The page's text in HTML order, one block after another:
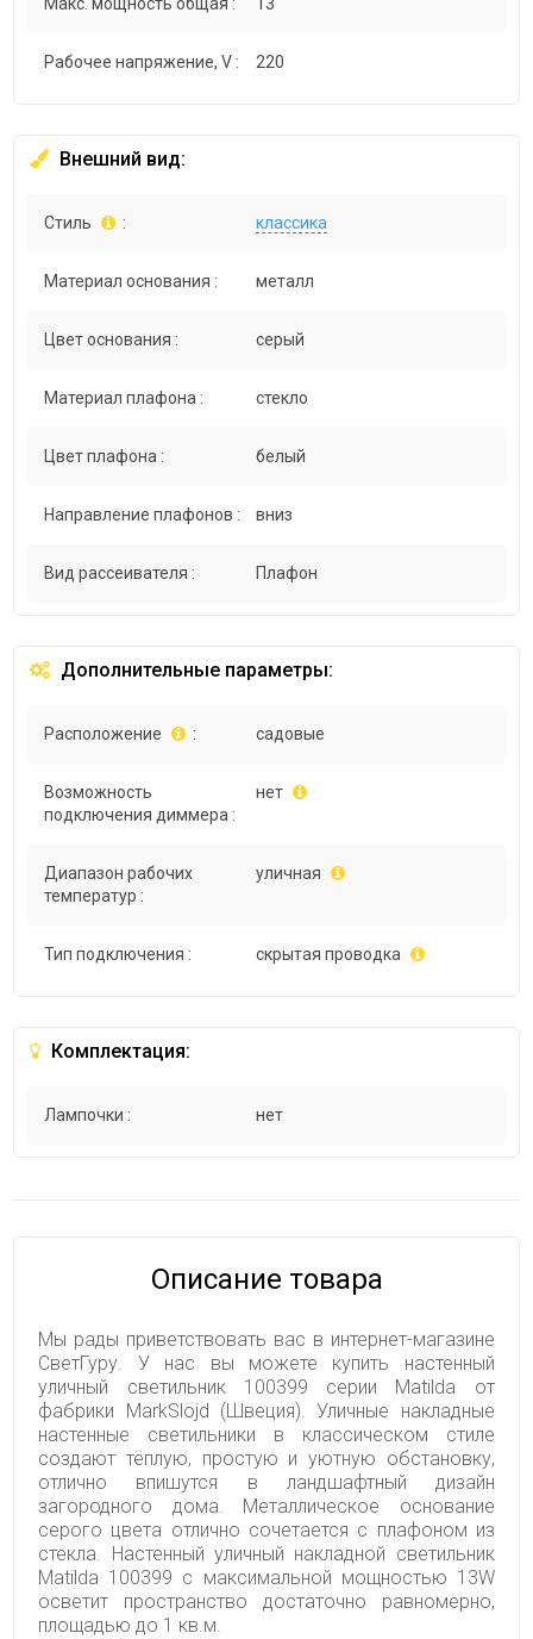
Рабочее напряжение, V : 220
Внешний вид:
Стиль : классика
Материал основания : металл
Цвет основания : серый
Материал плафона : стекло
Цвет плафона : белый
Направление плафонов : вниз
Вид рассеивателя : Плафон
Дополнительные параметры:
Расположение : садовые
Возможность
подключения диммера :
нет
Диапазон рабочих
температур :
уличная
Тип подключения : скрытая проводка
Комплектация:
Лампочки : нет
Описание товара
Мы рады приветствовать вас в интернет-магазине
СветГуру. У нас вы можете купить настенный
уличный светильник 100399 серии Matilda от
фабрики MarkSlojd (Швеция). Уличные накладные
настенные светильники в классическом стиле
создают тёплую, простую и уютную обстановку,
отлично впишутся в ландшафтный дизайн
загородного дома. Металлическое основание
серого цвета отлично сочетается с плафоном из
стекла. Настенный уличный накладной светильник
Matilda 100399 с максимальной мощностью 13W
осветит пространство достаточно равномерно,
площадью до 1 кв.м.